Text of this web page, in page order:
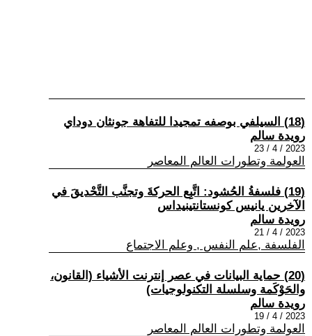
(18) السيلفي بوصفه تمجيدا للتفاهة جونثان دوداي
رويدة سالم
2023 / 4 / 23
العولمة وتطورات العالم المعاصر
(19) فلسفةُ الحُشود: اتَّبِع الحركةَ وتجنَّب التَّحْديقَ في
الآخرين يانيس كونستانتينيداس
رويدة سالم
2023 / 4 / 21
الفلسفة ,علم النفس , وعلم الاجتماع
(20) حماية البيانات في عصر إنترنت الأشياء (القانون،
والحَوْكَمة وسلسلة التكنولوجيات)
رويدة سالم
2023 / 4 / 19
العولمة وتطورات العالم المعاصر